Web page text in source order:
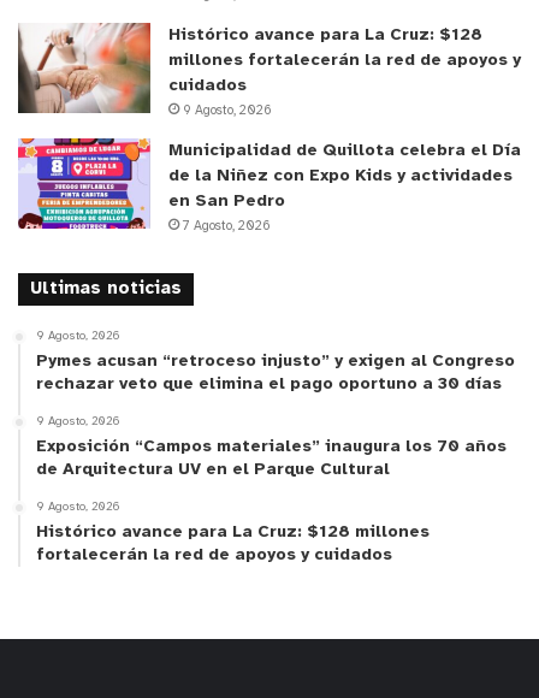
Histórico avance para La Cruz: $128
millones fortalecerán la red de apoyos y
cuidados
9 Agosto, 2026
Municipalidad de Quillota celebra el Día
de la Niñez con Expo Kids y actividades
en San Pedro
7 Agosto, 2026
Ultimas noticias
9 Agosto, 2026
Pymes acusan “retroceso injusto” y exigen al Congreso
rechazar veto que elimina el pago oportuno a 30 días
9 Agosto, 2026
Exposición “Campos materiales” inaugura los 70 años
de Arquitectura UV en el Parque Cultural
9 Agosto, 2026
Histórico avance para La Cruz: $128 millones
fortalecerán la red de apoyos y cuidados